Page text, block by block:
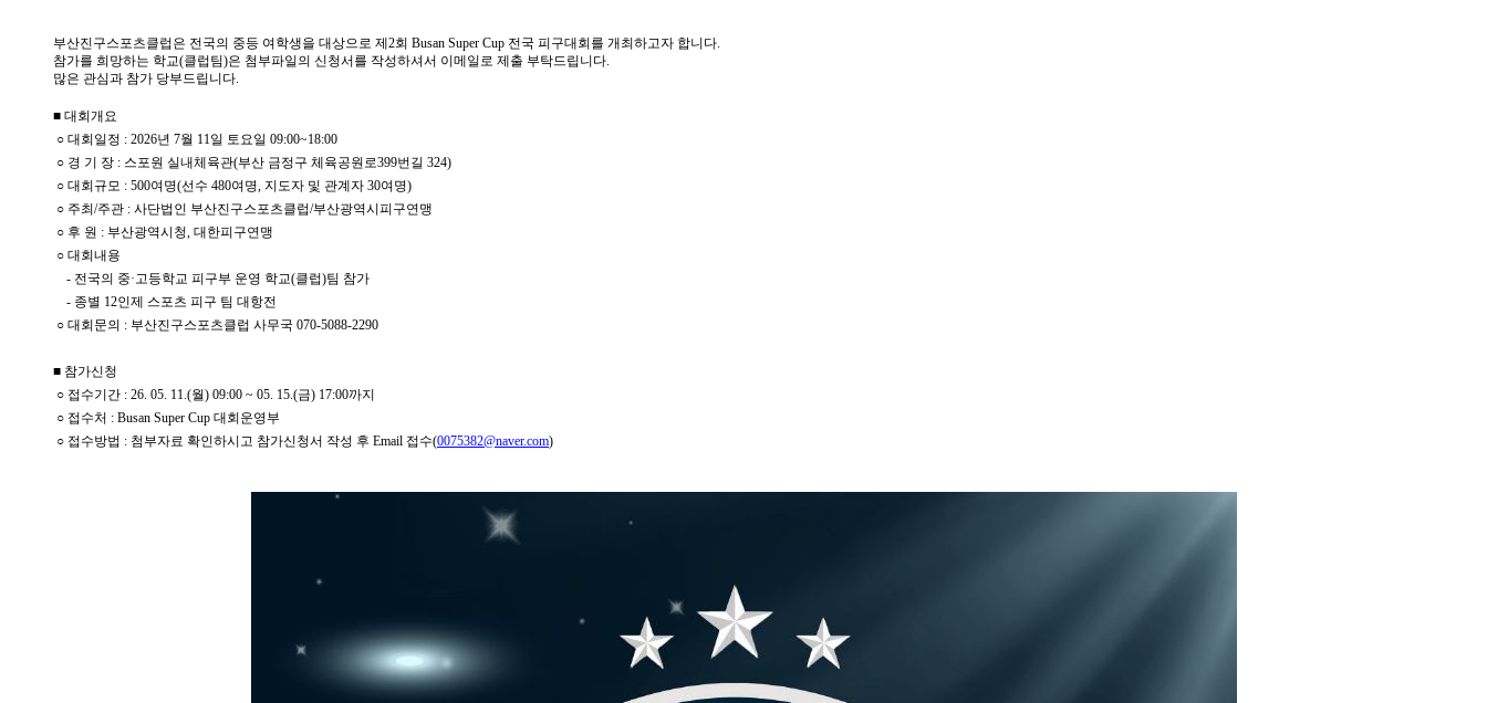
부산진구스포츠클럽은 전국의 중등 여학생을 대상으로 제2회 Busan Super Cup 전국 피구대회를 개최하고자 합니다.
참가를 희망하는 학교(클럽팀)은 첨부파일의 신청서를 작성하셔서 이메일로 제출 부탁드립니다.
많은 관심과 참가 당부드립니다.
■ 대회개요
○ 대회일정 : 2026년 7월 11 일 토요일 09:00~18:00
○ 경 기 장 : 스포원 실내체육관(부산 금정구 체육공원로399번길 324)
○ 대회규모 : 500여명(선수 480여명 지도자 및 관계자 30여명)
○ 주최/주관 : 사단법인 부산진구스포츠클럽/부산광역시피구연맹
○ 후 원 : 부산광역시청 대한피구연맹
○ 대회내용
- 전국의 중· 고등학교 피구부 운영 학교(클럽)팀 참가
- 종별 12인제 스포츠 피구 팀 대항전
○ 대회문의 : 부산진구스포츠클럽 사무국 070-5088-2290
■ 참가신청
○ 접수기간 : 26. 05. 11.(월) 09:00 ~ 05. 15.(금) 17:00까지
○ 접수처 : Busan Super Cup 대회운영부
○ 접수방법 : 첨부자료 확인하시고 참가신청서 작성 후 Email 접수(0075382@naver.com)